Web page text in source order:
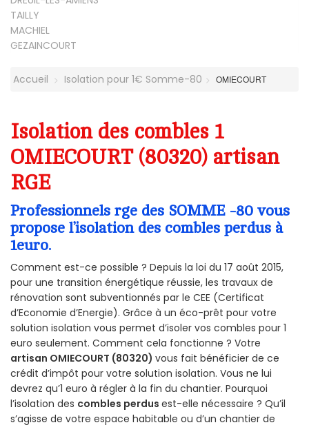
TAILLY
MACHIEL
GEZAINCOURT
Accueil Isolation pour 1€ Somme-80 OMIECOURT
Isolation des combles 1
OMIECOURT (80320) artisan
RGE
Professionnels rge des SOMME -80 vous
propose l’isolation des combles perdus à
1euro.
Comment est-ce possible ? Depuis la loi du 17 août 2015,
pour une transition énergétique réussie, les travaux de
rénovation sont subventionnés par le CEE (Certificat
d’Economie d’Energie). Grâce à un éco-prêt pour votre
solution isolation vous permet d’isoler vos combles pour 1
euro seulement. Comment cela fonctionne ? Votre
artisan OMIECOURT (80320) vous fait bénéficier de ce
crédit d’impôt pour votre solution isolation. Vous ne lui
devrez qu’1 euro à régler à la fin du chantier. Pourquoi
l’isolation des combles perdus est-elle nécessaire ? Qu’il
s’agisse de votre espace habitable ou d’un chantier de